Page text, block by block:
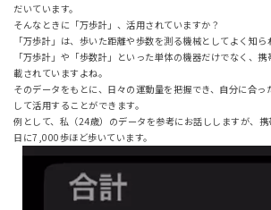
お問い合わせ
体験希望
だいています。
そんなときに「万歩計」、活用されていますか？
「万歩計」は、歩いた距離や歩数を測る機械としてよく知ら
「万歩計」や「歩数計」といった単体の機器だけでなく、
載されていますよね。
そのデータをもとに、日々の運動量を把握でき、自分に合っ
して活用することができます。
例として、私（24歳）のデータを参考にお話ししますが、
日に7,000歩ほど歩いています。